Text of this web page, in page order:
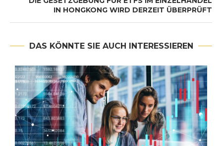
IN HONGKONG WIRD DERZEIT ÜBERPRÜFT
DAS KÖNNTE SIE AUCH INTERESSIEREN